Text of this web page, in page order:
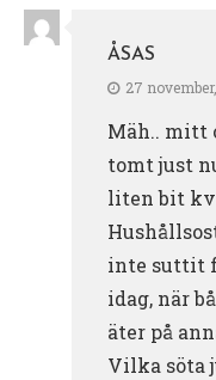
ÅSAS
27
Mäh.. mitt
tomt just
liten bit
inte suttit
idag, när
äter på
Vilka söta